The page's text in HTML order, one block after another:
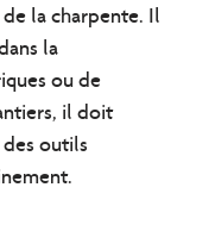
la charpente. Il
la
ou de
il doit
outils